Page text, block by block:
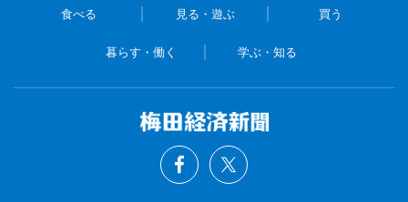
食べる 見る・遊ぶ 買う
暮らす・働く 学ぶ・知る